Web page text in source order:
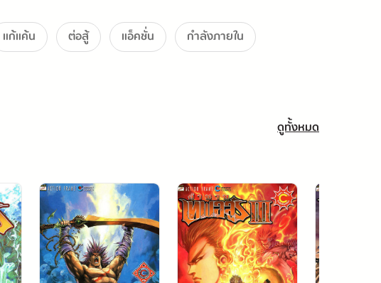
แก้แค้น ต่อสู้ แอ็คชั่น
กำลังภายใน
ดูทั้งหมด